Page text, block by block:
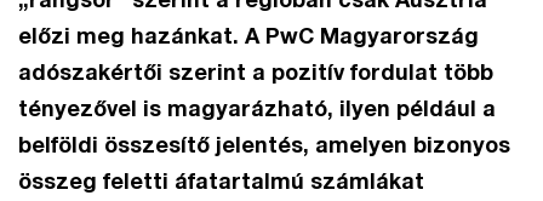
előzi meg hazánkat. A PwC Magyarország
adószakértői szerint a pozitív fordulat több
tényezővel is magyarázható, ilyen például a
belföldi összesítő jelentés, amelyen bizonyos
összeg feletti áfatartalmú számlákat